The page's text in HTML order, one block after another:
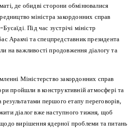
де обидві сторони обмінювалися
міністра закордонних справ
Під час зустрічі міністр
Аракчі та спецпредставник президента
на важливості продовження діалогу та
Міністерство закордонних справ
пройшли в конструктивній атмосфері та
результатами першого етапу переговорів,
діалог вже наступного тижня, щоб
вирішення ядерної проблеми та питань